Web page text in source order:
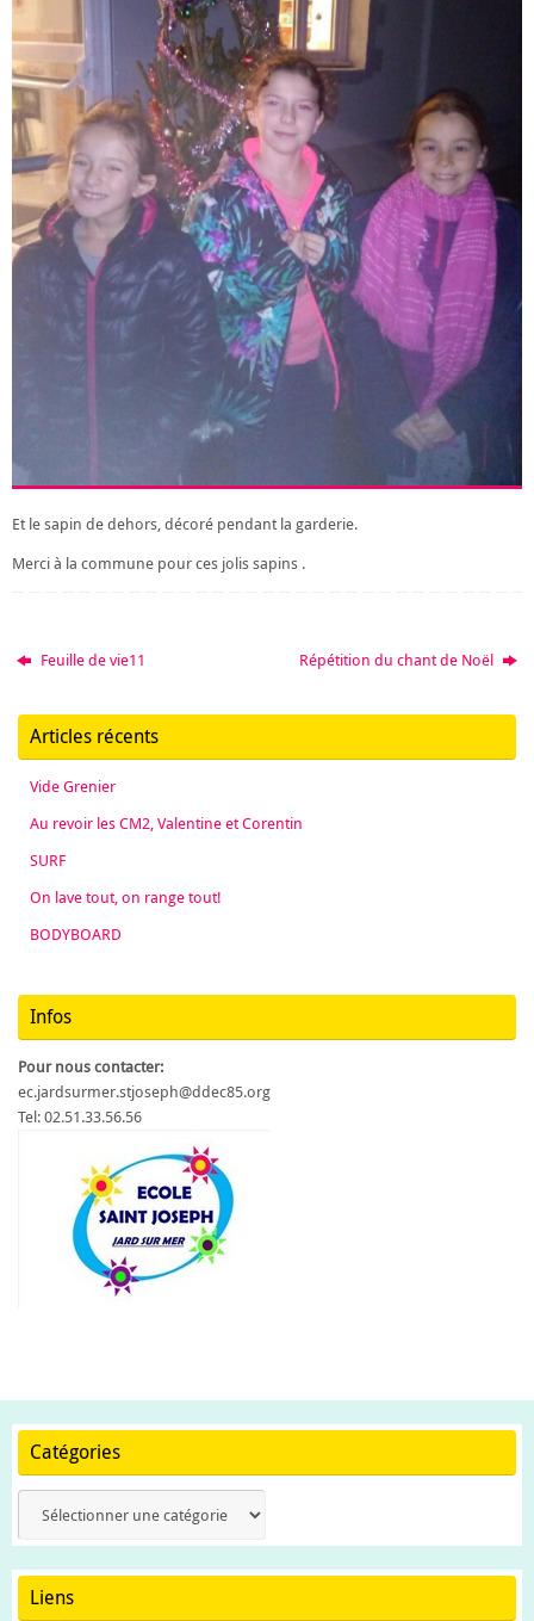
Et le sapin de dehors, décoré pendant la garderie.
Merci à la commune pour ces jolis sapins .
Feuille de vie11 Répétition du chant de Noël
Articles récents
Vide Grenier
Au revoir les CM2, Valentine et Corentin
SURF
On lave tout, on range tout!
BODYBOARD
Infos
Pour nous contacter:
ec.jardsurmer.stjoseph@ddec85.org
Tel: 02.51.33.56.56
Catégories
Liens